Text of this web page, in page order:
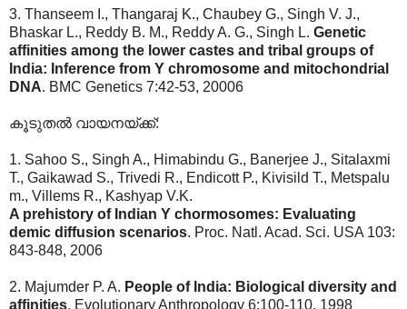
3. Thanseem I., Thangaraj K., Chaubey G., Singh V. J.,
Bhaskar L., Reddy B. M., Reddy A. G., Singh L. Genetic
affinities among the lower castes and tribal groups of
India: Inference from Y chromosome and mitochondrial
DNA. BMC Genetics 7:42-53, 20006
കൂടുതല്‍ വായനയ്ക്ക്:
1. Sahoo S., Singh A., Himabindu G., Banerjee J., Sitalaxmi
T., Gaikawad S., Trivedi R., Endicott P., Kivisild T., Metspalu
m., Villems R., Kashyap V.K.
A prehistory of Indian Y chormosomes: Evaluating
demic diffusion scenarios. Proc. Natl. Acad. Sci. USA 103:
843-848, 2006
2. Majumder P. A. People of India: Biological diversity and
affinities. Evolutionary Anthropology 6:100-110. 1998